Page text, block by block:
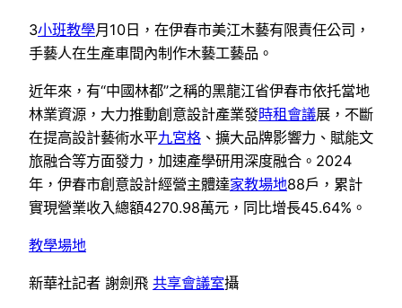
3小班教學月10日，在伊春市美江木藝有限責任公司，
手藝人在生產車間內制作木藝工藝品。
近年來，有“中國林都”之稱的黑龍江省伊春市依托當地
林業資源，大力推動創意設計產業發時租會議展，不斷
在提高設計藝術水平九宮格 、擴大品牌影響力、賦能文
旅融合等方面發力，加速產學研用深度融合。2024
年，伊春市創意設計經營主體達家教場地88戶，累計
實現營業收入總額4270.98萬元，同比增長45.64%。
教學場地
新華社記者 謝劍飛 共享會議室攝